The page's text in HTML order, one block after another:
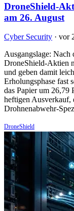
DroneShield-
am 26. August
Cyber Security · vor
Ausgangslage: Nach
DroneShield-Aktien
und geben damit
Erholungsphase fast
das Papier um 26,79
heftigen Ausverkauf,
Drohnenabwehr-
DroneShield